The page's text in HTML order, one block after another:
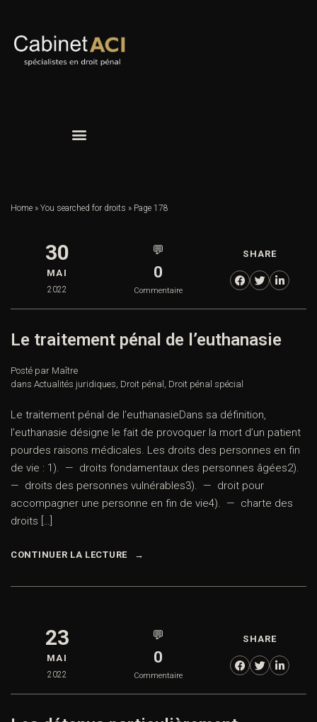
Home » You searched for droits » Page 178
30
MAI
2022
💬
0
Commentaire
SHARE
Le traitement pénal de l’euthanasie
Posté par Maître
dans Actualités juridiques, Droit pénal , Droit pénal spécial
Le traitement pénal de l’euthanasieDans sa définition,
l’euthanasie désigne le fait de provoquer la mort d’un patient
pourdes raisons médicales. Les droits des personnes en fin
de vie : 1). — droits fondamentaux des personnes âgées2).
— droits des personnes vulnérables3). — droit pour
accompagner une personne en fin de vie4). — charte des
droits […]
CONTINUER LA LECTURE
23
MAI
2022
💬
0
Commentaire
SHARE